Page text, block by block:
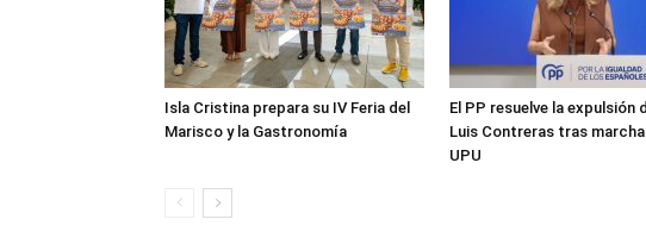
Isla Cristina prepara su IV Feria del
Marisco y la Gastronomía
El PP resuelve la expulsión
Luis Contreras tras
UPU